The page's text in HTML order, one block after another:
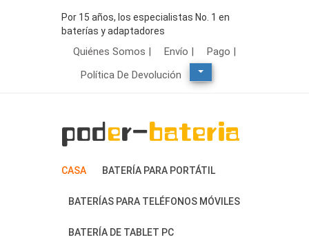
Por 15 años, los especialistas No. 1 en
baterías y adaptadores
Quiénes Somos | Envío |
Pago |
Política De Devolución
CASA BATERÍA PARA PORTÁTIL
BATERÍAS PARA TELÉFONOS MÓVILES
BATERÍA DE TABLET PC